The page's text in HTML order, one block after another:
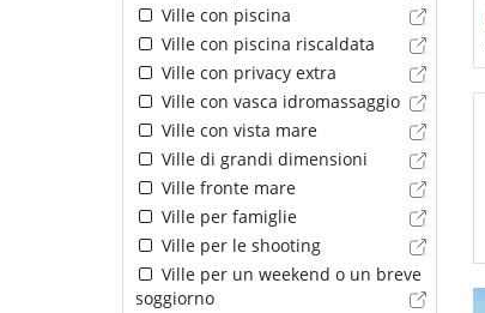
Ville con piscina
Ville con piscina riscaldata
Ville con privacy extra
Ville con vasca idromassaggio
Ville con vista mare
Ville di grandi dimensioni
Ville fronte mare
Ville per famiglie
Ville per le shooting
Ville per un weekend o un breve
soggiorno